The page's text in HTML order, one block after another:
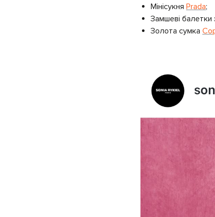
Мінісукня Prada;
Замшеві балетки
Золота сумка